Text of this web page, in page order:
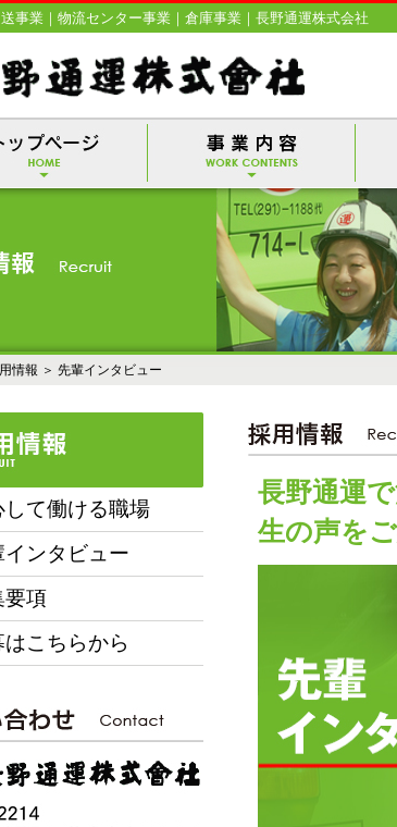
事業｜物流センター事業｜倉庫事業｜長野通運株式会社
情報 ＞ 先輩インタビュー
して働ける職場
インタビュー
要項
はこちらから
長野通運
生の声を